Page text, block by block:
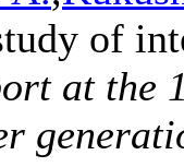
of
at the